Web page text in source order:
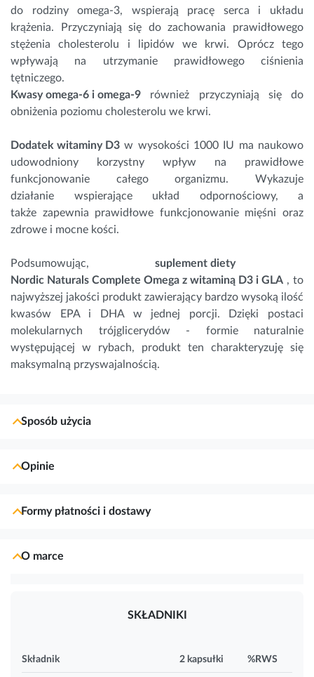
do rodziny omega-3, wspierają pracę serca i układu
krążenia. Przyczyniają się do zachowania prawidłowego
stężeniacholesterolu i lipidów we krwi. Oprócz tego
wpływają na utrzymanie prawidłowego ciśnienia
tętniczego.
Kwasy omega-6 i omega-9 również przyczyniają się do
obniżenia poziomu cholesterolu we krwi.
Dodatek witaminy D3 w wysokości 1000 IU ma naukowo
udowodniony korzystny wpływ na prawidłowe
funkcjonowanie całego organizmu. Wykazuje
działanie wspierające układ odpornościowy, a
także zapewnia prawidłowe funkcjonowanie mięśni oraz
zdrowe i mocne kości.
Podsumowując, suplement diety
Nordic Naturals Complete Omega z witaminą D3 i GLA , to
najwyższej jakości produkt zawierający bardzo wysoką ilość
kwasów EPA i DHA w jednej porcji. Dzięki postaci
molekularnych trójglicerydów - formie naturalnie
występującej w rybach, produkt ten charakteryzuję się
maksymalną przyswajalnością.
Sposób użycia
Opinie
Formy płatności i dostawy
O marce
SKŁADNIKI
Składnik 2 kapsułki %RWS